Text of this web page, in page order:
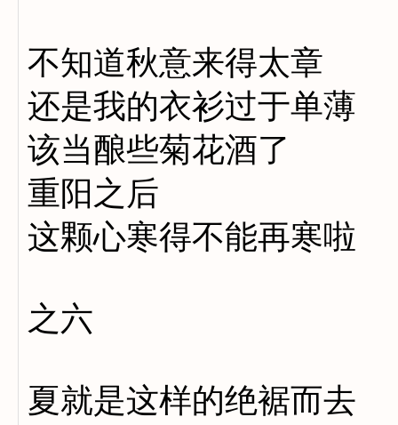
不知道秋意来得太章
还是我的衣衫过于单薄
该当酿些菊花酒了
重阳之后
这颗心寒得不能再寒啦
之六
夏就是这样的绝裾而去